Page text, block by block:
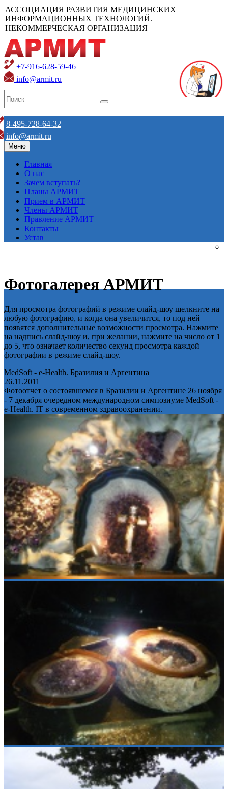
АССОЦИАЦИЯ РАЗВИТИЯ МЕДИЦИНСКИХ
ИНФОРМАЦИОННЫХ ТЕХНОЛОГИЙ.
НЕКОММЕРЧЕСКАЯ ОРГАНИЗАЦИЯ
+7-916-628-59-46
info@armit.ru
8-495-728-64-32
info@armit.ru
Меню
Главная
О нас
Зачем вступать?
Планы АРМИТ
Прием в АРМИТ
Члены АРМИТ
Правление АРМИТ
Контакты
Устав
Фотогалерея АРМИТ
Для просмотра фотографий в режиме слайд-шоу щелкните на
любую фотографию, и когда она увеличится, то под ней
появятся дополнительные возможности просмотра. Нажмите
на надпись слайд-шоу и, при желании, нажмите на число от 1
до 5, что означает количество секунд просмотра каждой
фотографии в режиме слайд-шоу.
MedSoft - e-Health. Бразилия и Аргентина
26.11.2011
Фотоотчет о состоявшемся в Бразилии и Аргентине 26 ноября
- 7 декабря очередном международном симпозиуме MedSoft -
e-Health. IT в современном здравоохранении.